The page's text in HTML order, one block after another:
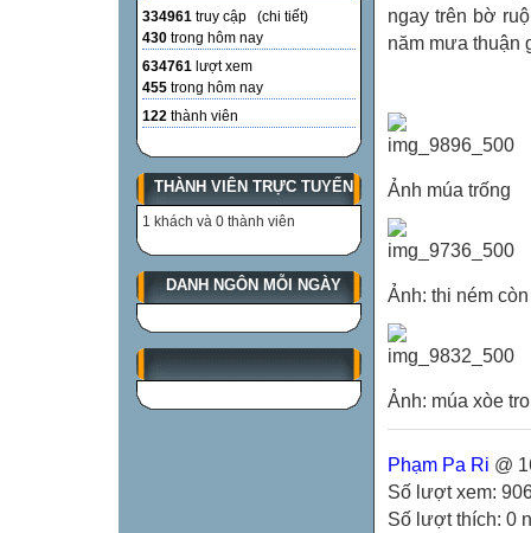
334961 truy cập (chi tiết)
430 trong hôm nay
634761 lượt xem
455 trong hôm nay
122 thành viên
THÀNH VIÊN TRỰC TUYẾN
1 khách và 0 thành viên
DANH NGÔN MỖI NGÀY
ngay trên bờ
năm mưa thuận
Ảnh múa trống
Ảnh: thi ném
Ảnh: múa xòe
Phạm Pa Ri @
Số lượt xem:
Số lượt thích: 0